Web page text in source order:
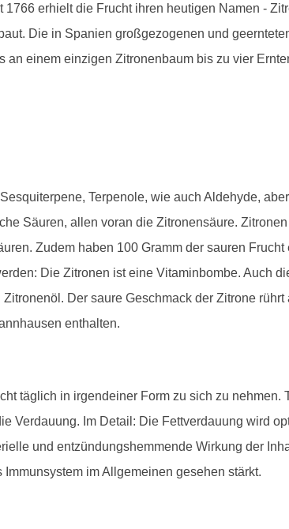
erhielt die Frucht ihren heutigen Namen -
Die in Spanien großgezogenen und
einem einzigen Zitronenbaum bis zu vier
Terpenole, wie auch Aldehyde,
Säuren, allen voran die Zitronensäure.
Zudem haben 100 Gramm der sauren Frucht
Die Zitronen ist eine Vitaminbombe. Auch
Der saure Geschmack der Zitrone rührt
enthalten.
täglich in irgendeiner Form zu sich zu nehmen.
Verdauung. Im Detail: Die Fettverdauung wird
und entzündungshemmende Wirkung der
im Allgemeinen gesehen stärkt.